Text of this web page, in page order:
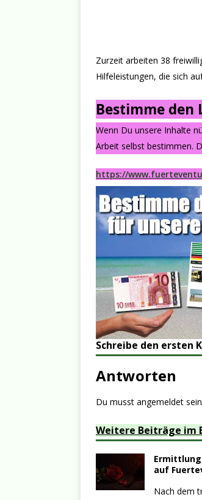
Zurzeit arbeiten 38
Hilfeleistungen, die sich
Bestimme
Wenn Du unsere Inhalte
Arbeit selbst bestimmen.
https://
Schreibe den ersten
Antworten
Du musst angemeldet
Weitere Beiträge im
auf
Nach dem